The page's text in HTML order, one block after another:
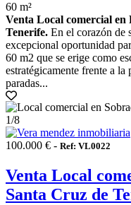
60 m²
Venta Local comercial en
Tenerife. En el corazón de
excepcional oportunidad
60 m2 que se erige como
estratégicamente frente a
paradas...
1/8
100.000 € - Ref: VL0022
Venta Local
Santa Cruz de